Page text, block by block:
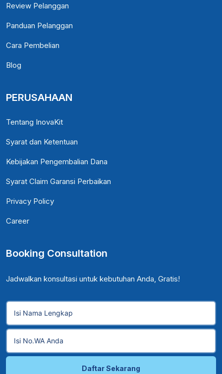
Review Pelanggan
Panduan Pelanggan
Cara Pembelian
Blog
PERUSAHAAN
Tentang InovaKit
Syarat dan Ketentuan
Kebijakan Pengembalian Dana
Syarat Claim Garansi Perbaikan
Privacy Policy
Career
Booking Consultation
Jadwalkan konsultasi untuk kebutuhan Anda, Gratis!
Daftar Sekarang